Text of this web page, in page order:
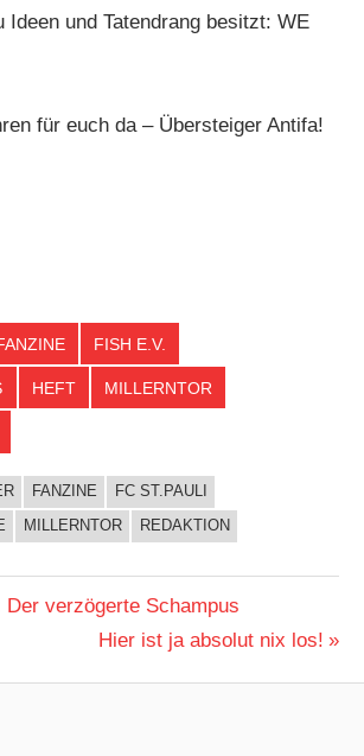
Ideen und Tatendrang besitzt: WE
für euch da – Übersteiger Antifa!
FISH E.V.
HEFT MILLERNTOR
FANZINE
FC ST.PAULI
MILLERNTOR REDAKTION
Der verzögerte Schampus
Nächster
Hier ist ja absolut nix los!